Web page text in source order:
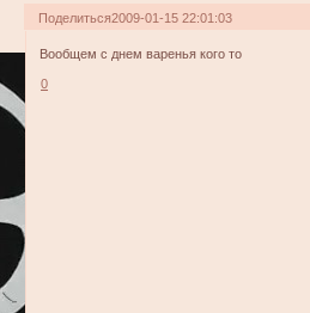
Поделиться2009-01-15 22:01:03
Вообщем с днем варенья кого то
0